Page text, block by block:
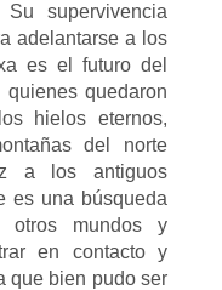
supervivencia
adelantarse a los
es el futuro del
quedaron
hielos eternos,
del norte
a los antiguos
es una búsqueda
otros mundos y
en contacto y
que bien pudo ser